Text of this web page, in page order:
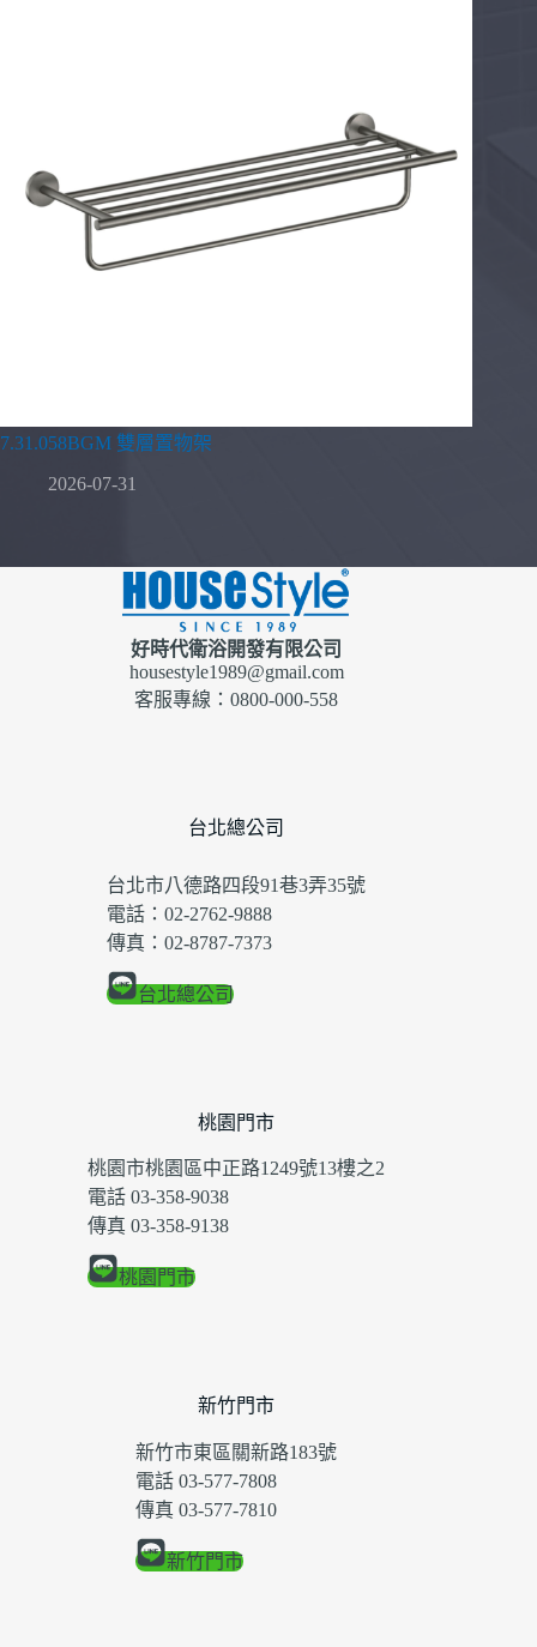
7.31.058BGM 雙層置物架
2026-07-31
好時代衛浴開發有限公司
housestyle1989@gmail.com
客服專線：0800-000-558
台北總公司
台北市八德路四段91巷3弄35號
電話：02-2762-9888
傳真：02-8787-7373
台北總公司
桃園門市
桃園市桃園區中正路1249號13樓之2
電話 03-358-9038
傳真 03-358-9138
桃園門市
新竹門市
新竹市東區關新路183號
電話 03-577-7808
傳真 03-577-7810
新竹門市